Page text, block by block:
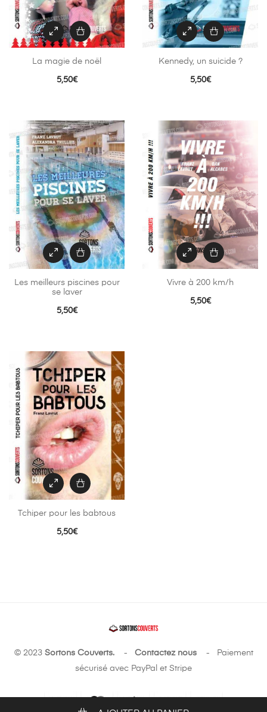
La magie de noël
5,50€
Kennedy, un suicide ?
5,50€
Les meilleurs piscines pour
se laver
5,50€
Vivre à 200 km/h
5,50€
Tchiper pour les babtous
5,50€
© 2023 Sortons Couverts.- Contactez nous- Paiement
sécurisé avec PayPal et Stripe